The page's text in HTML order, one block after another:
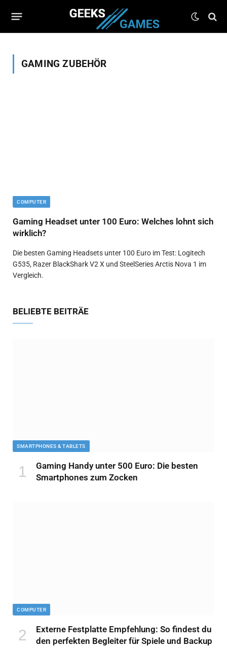
GAMING ZUBEHÖR
COMPUTER
Gaming Headset unter 100 Euro: Welches lohnt sich
wirklich?
Die besten Gaming Headsets unter 100 Euro im Test: Logitech
G535, Razer BlackShark V2 X und SteelSeries Arctis Nova 1 im
Vergleich.
BELIEBTE BEITRÄE
SMARTPHONES & TABLETS
Gaming Handy unter 500 Euro: Die besten
Smartphones zum Zocken
COMPUTER
Externe Festplatte Empfehlung: So findest du
den perfekten Begleiter für Spiele und Backup